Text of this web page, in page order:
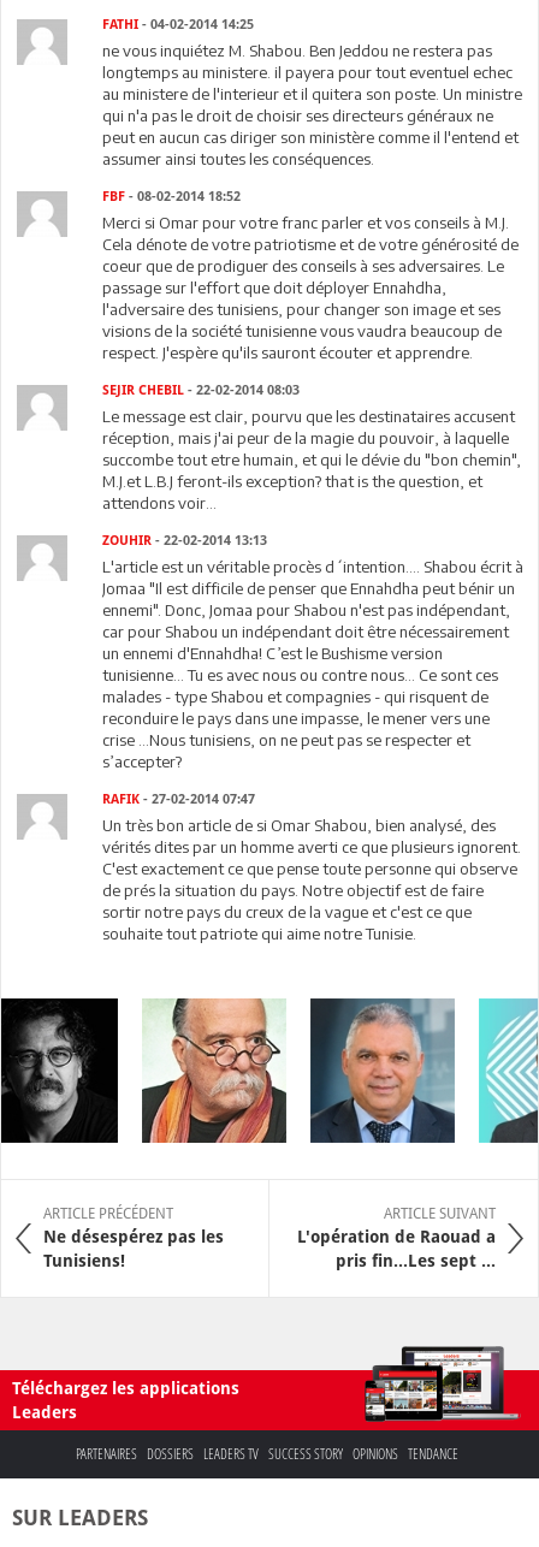
FATHI - 04-02-2014 14:25
ne vous inquiétez M. Shabou. Ben Jeddou ne restera pas
longtemps au ministere. il payera pour tout eventuel echec
au ministere de l'interieur et il quitera son poste. Un ministre
qui n'a pas le droit de choisir ses directeurs généraux ne
peut en aucun cas diriger son ministère comme il l'entend et
assumer ainsi toutes les conséquences.
FBF - 08-02-2014 18:52
Merci si Omar pour votre franc parler et vos conseils à M.J.
Cela dénote de votre patriotisme et de votre générosité de
coeur que de prodiguer des conseils à ses adversaires. Le
passage sur l'effort que doit déployer Ennahdha,
l'adversaire des tunisiens, pour changer son image et ses
visions de la société tunisienne vous vaudra beaucoup de
respect. J'espère qu'ils sauront écouter et apprendre.
SEJIR CHEBIL - 22-02-2014 08:03
Le message est clair, pourvu que les destinataires accusent
réception, mais j'ai peur de la magie du pouvoir, à laquelle
succombe tout etre humain, et qui le dévie du "bon chemin",
M.J.et L.B.J feront-ils exception? that is the question, et
attendons voir...
ZOUHIR - 22-02-2014 13:13
L'article est un véritable procès d´intention.... Shabou écrit à
Jomaa "Il est difficile de penser que Ennahdha peut bénir un
ennemi". Donc, Jomaa pour Shabou n'est pas indépendant,
car pour Shabou un indépendant doit être nécessairement
un ennemi d'Ennahdha! C’est le Bushisme version
tunisienne… Tu es avec nous ou contre nous… Ce sont ces
malades - type Shabou et compagnies - qui risquent de
reconduire le pays dans une impasse, le mener vers une
crise …Nous tunisiens, on ne peut pas se respecter et
s’accepter?
RAFIK - 27-02-2014 07:47
Un très bon article de si Omar Shabou, bien analysé, des
vérités dites par un homme averti ce que plusieurs ignorent.
C'est exactement ce que pense toute personne qui observe
de prés la situation du pays. Notre objectif est de faire
sortir notre pays du creux de la vague et c'est ce que
souhaite tout patriote qui aime notre Tunisie.
ARTICLE PRÉCÉDENT
Ne désespérez pas les
Tunisiens!
ARTICLE SUIVANT
L'opération de Raouad a
pris fin...Les sept ...
Téléchargez les applications
Leaders
PARTENAIRES DOSSIERS LEADERS TV SUCCESS STORY OPINIONS TENDANCE
SUR LEADERS